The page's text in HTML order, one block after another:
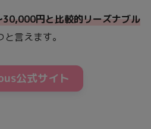
円と比較的リーズナブル
言えます。
公式サイト